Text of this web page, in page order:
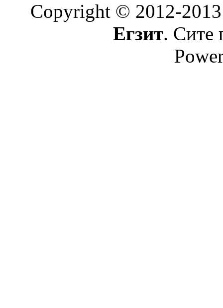
Copyright © 2012-
Егзит. Сите